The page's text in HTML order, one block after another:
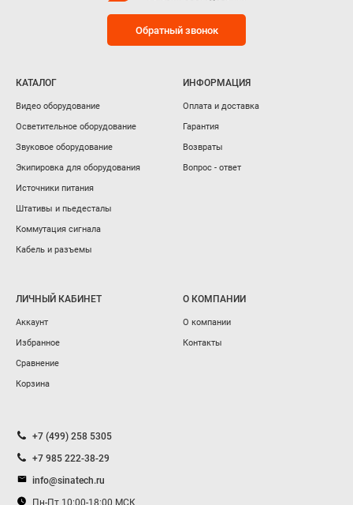
Обратный звонок
КАТАЛОГ
Видео оборудование
Осветительное оборудование
Звуковое оборудование
Экипировка для оборудования
Источники питания
Штативы и пьедесталы
Коммутация сигнала
Кабель и разъемы
ИНФОРМАЦИЯ
Оплата и доставка
Гарантия
Возвраты
Вопрос - ответ
ЛИЧНЫЙ КАБИНЕТ
Аккаунт
Избранное
Сравнение
Корзина
О КОМПАНИИ
О компании
Контакты
+7 (499) 258 5305
+7 985 222-38-29
info@sinatech.ru
Пн-Пт 10:00-18:00 МСК